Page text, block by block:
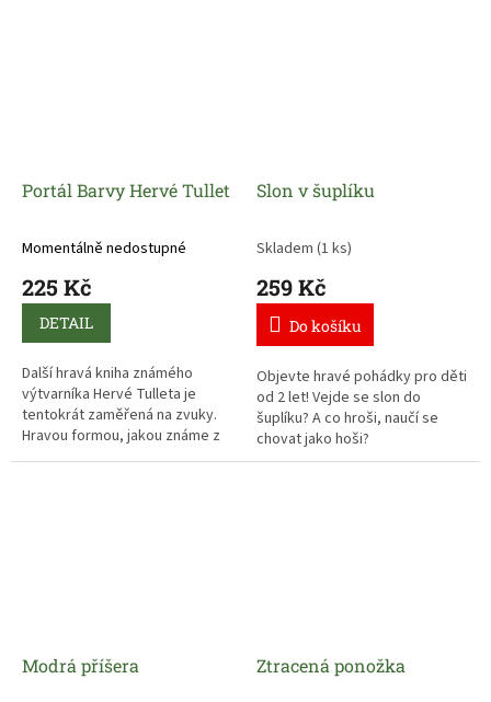
Portál Barvy Hervé Tullet
Momentálně nedostupné
225 Kč
DETAIL
Další hravá kniha známého
výtvarníka Hervé Tulleta je
tentokrát zaměřená na zvuky.
Hravou formou, jakou známe z
jeho Knížky nebo Barev,
Slon v šuplíku
Skladem (1 ks)
259 Kč
Do košíku
Objevte hravé pohádky pro děti
od 2 let! Vejde se slon do
šuplíku? A co hroši, naučí se
chovat jako hoši?
Modrá příšera Ztracená ponožka